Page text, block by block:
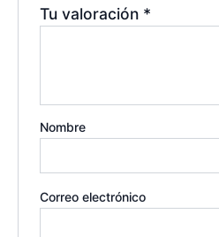
Tu valoración *
Nombre
Correo electrónico